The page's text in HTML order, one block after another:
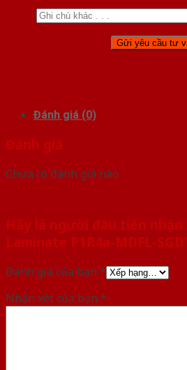
Đánh giá (0)
Đánh giá
Chưa có đánh giá nào.
Hãy là người đầu tiên nhận
Laminate P1R4a-MDFL-
Đánh giá của bạn *
Nhận xét của bạn *